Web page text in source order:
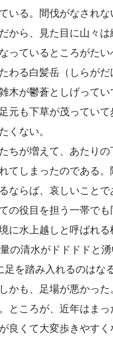
いる。間伐がなされ
から、見た目に山々
ているところがたい
わる白髪岳（しらが
木が鬱蒼としげって
元も下草が茂ってい
くない。
ちが増えて、あたりの
てしまったのである
ならば、哀しいことで
の役目を担う一帯でも
に水上越しと呼ばれ
の清水がドドドドと湧
を踏み入れるのはな
かも、足場が悪かっ
ところが、近年はま
良くて大変歩きやす